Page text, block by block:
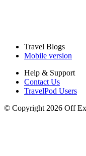
Travel Blogs
Mobile version
Help & Support
Contact Us
TravelPod Users
© Copyright 2026 Off